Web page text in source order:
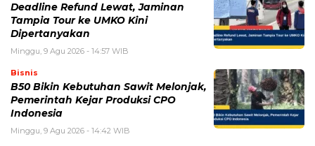
Deadline Refund Lewat, Jaminan
Tampia Tour ke UMKO Kini
Dipertanyakan
Minggu, 9 Agu 2026 - 14:57 WIB
Bisnis
B50 Bikin Kebutuhan Sawit Melonjak,
Pemerintah Kejar Produksi CPO
Indonesia
Minggu, 9 Agu 2026 - 14:42 WIB